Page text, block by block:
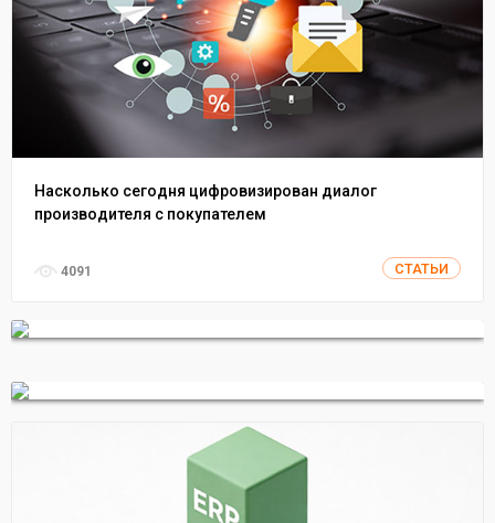
Насколько сегодня цифровизирован диалог
производителя с покупателем
4091 СТАТЬИ